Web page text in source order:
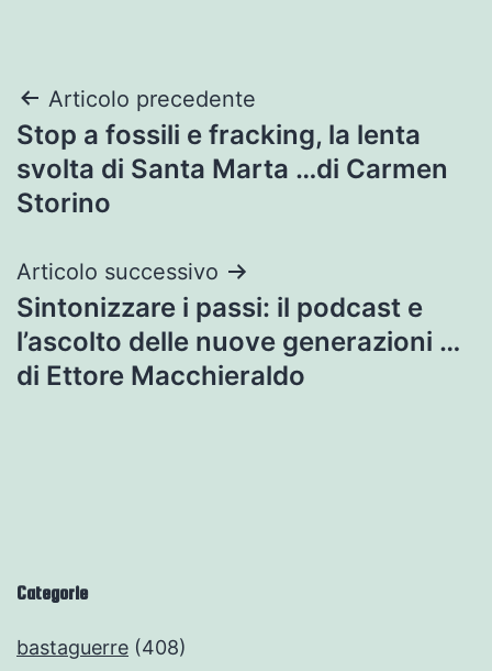
Navigazione
articoli
Articolo precedente
Stop a fossili e fracking, la lenta
svolta di Santa Marta …di Carmen
Storino
Articolo successivo
Sintonizzare i passi: il podcast e
l’ascolto delle nuove generazioni …
di Ettore Macchieraldo
Categorie
bastaguerre (408)